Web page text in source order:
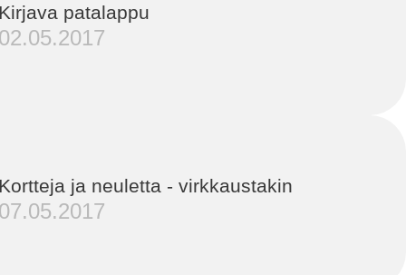
patalappu
ja neuletta - virkkaustakin